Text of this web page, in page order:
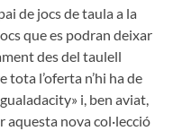
de jocs de taula a la
que es podran deixar
des del taulell
tota l’oferta n’hi ha de
i, ben aviat,
aquesta nova col·lecció